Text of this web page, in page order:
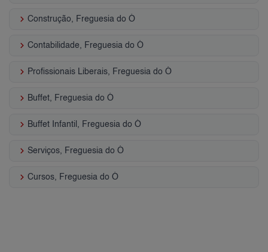
keyboard_arrow_right Construção, Freguesia do Ó
keyboard_arrow_right Contabilidade, Freguesia do Ó
keyboard_arrow_right Profissionais Liberais, Freguesia do Ó
keyboard_arrow_right Buffet, Freguesia do Ó
keyboard_arrow_right Buffet Infantil, Freguesia do Ó
keyboard_arrow_right Serviços, Freguesia do Ó
keyboard_arrow_right Cursos, Freguesia do Ó